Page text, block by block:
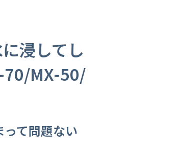
浸してし
70/MX-50/
て問題ない